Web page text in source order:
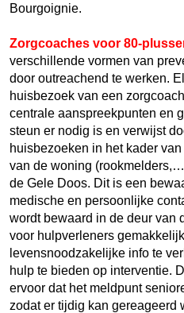
Bourgoignie.
Zorgcoaches voor 80-
verschillende vormen van
door outreachend te werken.
huisbezoek van een
centrale aanspreekpunten en
steun er nodig is en verwijst
huisbezoeken in het kader
van de woning
de Gele Doos. Dit is een
medische en persoonlijke
wordt bewaard in de deur van
voor hulpverleners
levensnoodzakelijke info te
hulp te bieden op interventie.
ervoor dat het meldpunt
zodat er tijdig kan gereageerd